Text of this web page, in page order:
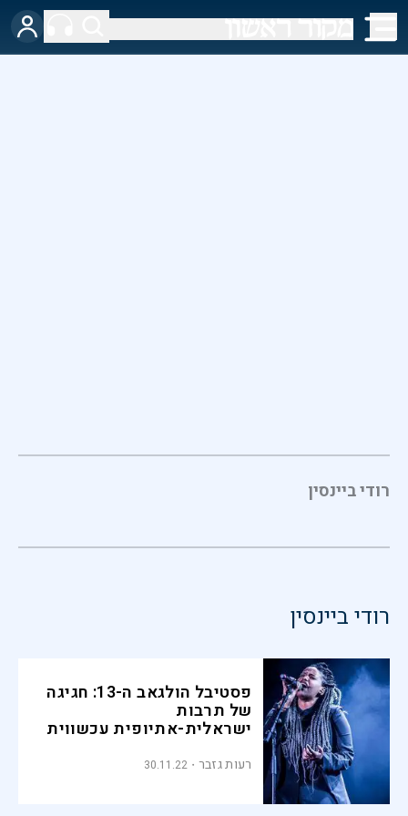
רודי ביינסין
רודי ביינסין
פסטיבל הולגאב ה-13: חגיגה
של תרבות
ישראלית-אתיופית עכשווית
רעות גזבר 30.11.22